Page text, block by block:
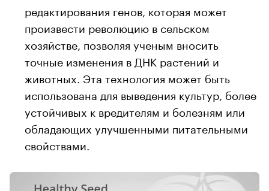
редактирования генов, которая может
произвести революцию в сельском
хозяйстве, позволяя ученым вносить
точные изменения в ДНК растений и
животных. Эта технология может быть
использована для выведения культур, более
устойчивых к вредителям и болезням или
обладающих улучшенными питательными
свойствами.